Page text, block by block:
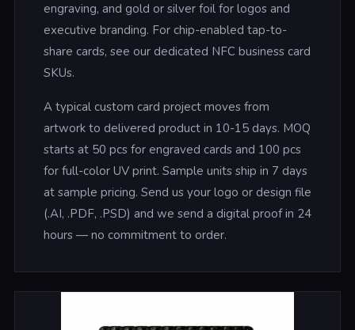
engraving, and gold or silver foil for logos and
executive branding. For chip-enabled tap-to-
share cards, see our dedicated NFC business card
SKUs.
A typical custom card project moves from
artwork to delivered product in 10-15 days. MOQ
starts at 50 pcs for engraved cards and 100 pcs
for full-color UV print. Sample units ship in 7 days
at sample pricing. Send us your logo or design file
(.AI, .PDF, .PSD) and we send a digital proof in 24
hours — no commitment to order.